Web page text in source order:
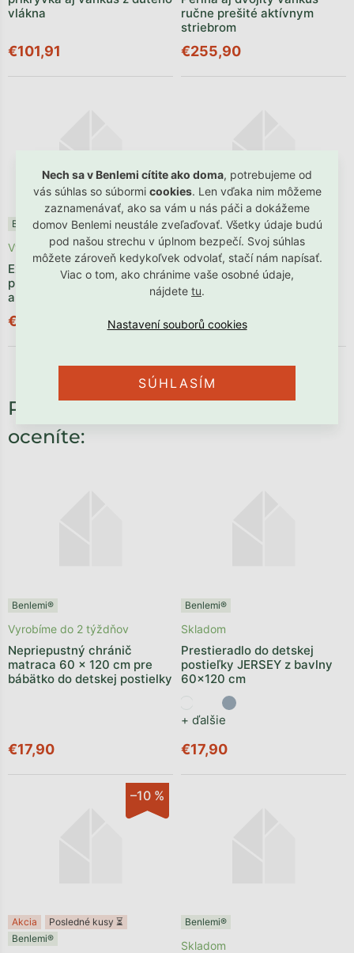
Nech sa v Benlemi cítite ako doma, potrebujeme od
vás súhlas so súbormi cookies. Len vďaka nim môžeme
zaznamenávať, ako sa vám u nás páči a dokážeme
domov Benlemi neustále zveľaďovať. Všetky údaje budú
pod našou strechu v úplnom bezpečí. Svoj súhlas
môžete zároveň kedykoľvek odvolať, stačí nám napísať.
Viac o tom, ako chránime vaše osobné údaje,
nájdete tu.
SÚHLASÍM
vlákna
€101,91
ručne prešité aktívnym
striebrom
€255,90
Benlemi®
Exklusivná celoročná vlnená
prikrývka ručne prešívaná
aktívnym striebrom
Vyrobíme do 2 týždňov
€176,90
Benlemi®
Exklusivný vlnený dvojitý
vankúš ručne prešívaný
aktívnym striebrom
Vyrobíme do 2 týždňov
€87,90
Potrebné príslušenstvo, ktoré
oceníte:
Benlemi®
Nepriepustný chránič
matraca 60 x 120 cm pre
bábätko do detskej postielky
Vyrobíme do 2 týždňov
€17,90
Benlemi®
Prestieradlo do detskej
postieľky JERSEY z bavlny
60x120 cm
+ ďalšie
Skladom
€17,90
–10 %
Akcia
Posledné kusy ⏳
Benlemi®
Benlemi®
Skladom